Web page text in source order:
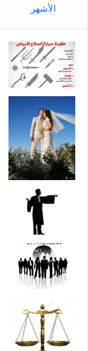
الأشهر